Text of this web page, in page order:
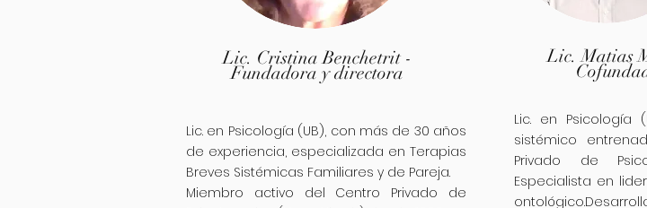
Lic. Cristina Benchetrit -
Fundadora y directora
Lic. Matias
Lic. en Psicología
sistémico
Privado de
Especialista en
Lic. en Psicología (UB), con más de 30 años
de experiencia, especializada en Terapias
Breves Sistémicas Familiares y de Pareja.
Miembro activo del Centro Privado de